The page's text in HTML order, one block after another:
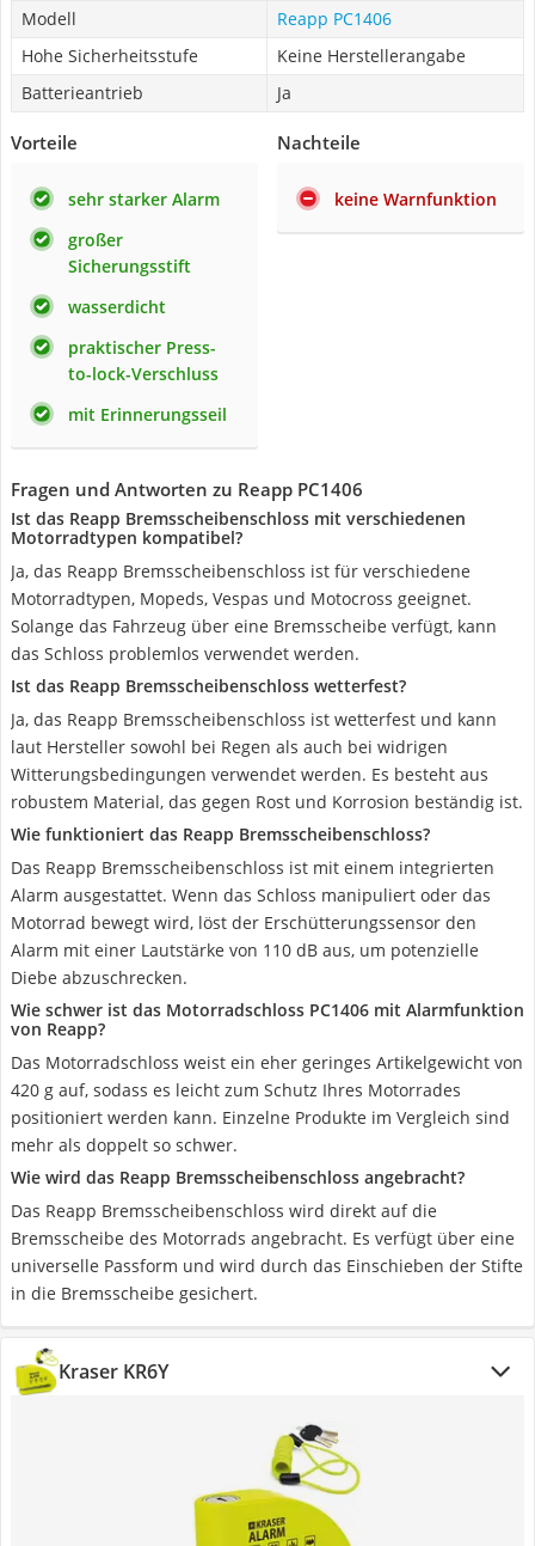
Modell
Reapp ‎PC1406
Hohe Sicherheitsstufe
Keine Herstellerangabe
Batterieantrieb
Ja
Vorteile
sehr starker Alarm
großer
Sicherungsstift
wasserdicht
praktischer Press-
to-lock-Verschluss
mit Erinnerungsseil
Nachteile
keine Warnfunktion
Fragen und Antworten zu Reapp ‎PC1406
Ist das Reapp Bremsscheibenschloss mit verschiedenen
Motorradtypen kompatibel?
Ja, das Reapp Bremsscheibenschloss ist für verschiedene
Motorradtypen, Mopeds, Vespas und Motocross geeignet.
Solange das Fahrzeug über eine Bremsscheibe verfügt, kann
das Schloss problemlos verwendet werden.
Ist das Reapp Bremsscheibenschloss wetterfest?
Ja, das Reapp Bremsscheibenschloss ist wetterfest und kann
laut Hersteller sowohl bei Regen als auch bei widrigen
Witterungsbedingungen verwendet werden. Es besteht aus
robustem Material, das gegen Rost und Korrosion beständig ist.
Wie funktioniert das Reapp Bremsscheibenschloss?
Das Reapp Bremsscheibenschloss ist mit einem integrierten
Alarm ausgestattet. Wenn das Schloss manipuliert oder das
Motorrad bewegt wird, löst der Erschütterungssensor den
Alarm mit einer Lautstärke von 110 dB aus, um potenzielle
Diebe abzuschrecken.
Wie schwer ist das Motorradschloss PC1406 mit Alarmfunktion
von Reapp?
Das Motorradschloss weist ein eher geringes Artikelgewicht von
420 g auf, sodass es leicht zum Schutz Ihres Motorrades
positioniert werden kann. Einzelne Produkte im Vergleich sind
mehr als doppelt so schwer.
Wie wird das Reapp Bremsscheibenschloss angebracht?
Das Reapp Bremsscheibenschloss wird direkt auf die
Bremsscheibe des Motorrads angebracht. Es verfügt über eine
universelle Passform und wird durch das Einschieben der Stifte
in die Bremsscheibe gesichert.
Kraser KR6Y